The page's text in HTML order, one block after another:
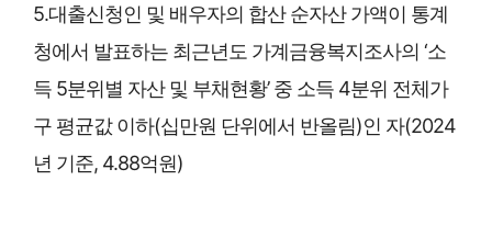
5.대출신청인 및 배우자의 합산 순자산 가액이 통계
청에서 발표하는 최근년도 가계금융복지조사의 ‘소
득 5분위별 자산 및 부채현황’ 중 소득 4분위 전체가
구 평균값 이하(십만원 단위에서 반올림)인 자(2024
년 기준, 4.88억원)